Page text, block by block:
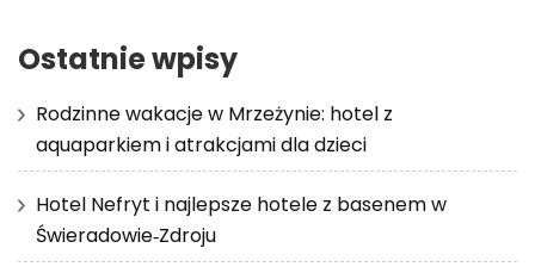
Ostatnie wpisy
Rodzinne wakacje w Mrzeżynie: hotel z
aquaparkiem i atrakcjami dla dzieci
Hotel Nefryt i najlepsze hotele z basenem w
Świeradowie‑Zdroju